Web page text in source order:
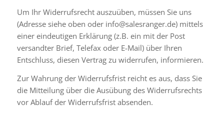
Um Ihr Widerrufsrecht auszuüben, müssen Sie uns
(Adresse siehe oben oder info@salesranger.de) mittels
einer eindeutigen Erklärung (z.B. ein mit der Post
versandter Brief, Telefax oder E-Mail) über Ihren
Entschluss, diesen Vertrag zu widerrufen, informieren.
Zur Wahrung der Widerrufsfrist reicht es aus, dass Sie
die Mitteilung über die Ausübung des Widerrufsrechts
vor Ablauf der Widerrufsfrist absenden.